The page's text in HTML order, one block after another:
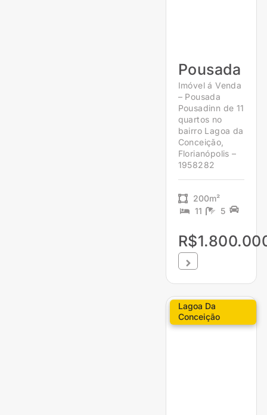
Pousada
Imóvel á Venda
– Pousada
Pousadinn de 11
quartos no
bairro Lagoa da
Conceição,
Florianópolis –
1958282
200m²
11
5
Lagoa Da
Conceição